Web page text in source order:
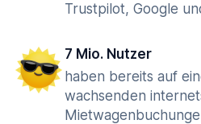
Trustpilot, Google
7 Mio. Nutzer
haben bereits auf
wachsenden